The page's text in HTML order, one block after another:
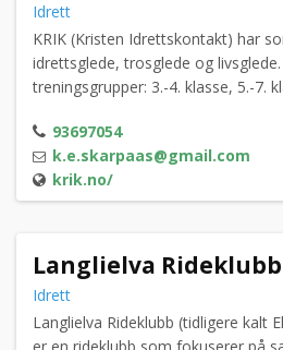
Idrett
KRIK (Kristen Idrettskontakt) har
idrettsglede, trosglede og
treningsgrupper: 3.-4. klasse, 5.-7.
aktiviteter og andakt.
93697054
k.e.skarpaas@gmail.com
krik.no/
Langlielva Rideklubb
Idrett
Langlielva Rideklubb (tidligere kalt